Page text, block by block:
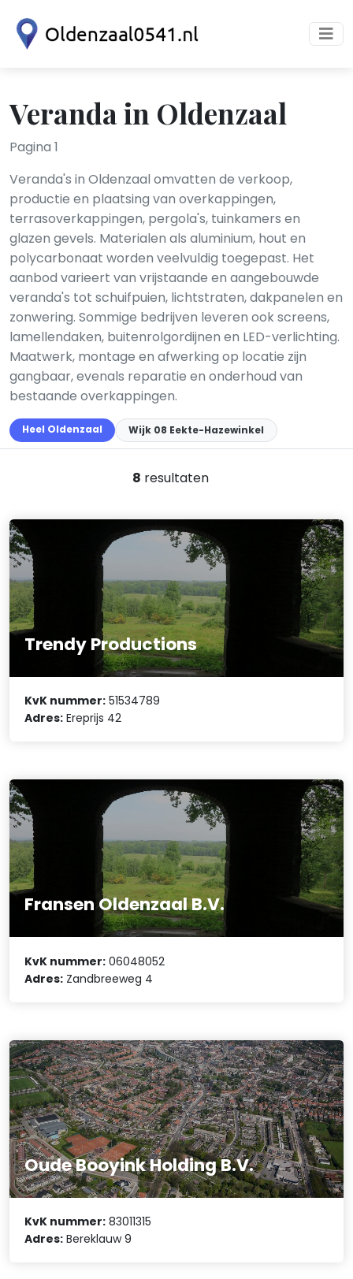
Veranda in Oldenzaal
Pagina 1
Veranda's in Oldenzaal omvatten de verkoop,
productie en plaatsing van overkappingen,
terrasoverkappingen, pergola's, tuinkamers en
glazen gevels. Materialen als aluminium, hout en
polycarbonaat worden veelvuldig toegepast. Het
aanbod varieert van vrijstaande en aangebouwde
veranda's tot schuifpuien, lichtstraten, dakpanelen en
zonwering. Sommige bedrijven leveren ook screens,
lamellendaken, buitenrolgordijnen en LED-verlichting.
Maatwerk, montage en afwerking op locatie zijn
gangbaar, evenals reparatie en onderhoud van
bestaande overkappingen.
Heel Oldenzaal Wijk 08 Eekte-Hazewinkel
8 resultaten
Trendy Productions
KvK nummer: 51534789
Adres: Ereprijs 42
Fransen Oldenzaal B.V.
KvK nummer: 06048052
Adres: Zandbreeweg 4
Oude Booyink Holding B.V.
KvK nummer: 83011315
Adres: Bereklauw 9